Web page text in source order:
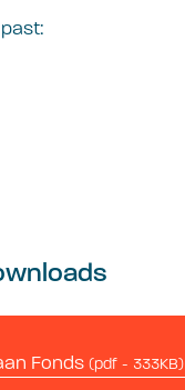
Fonds (pdf - 333KB)